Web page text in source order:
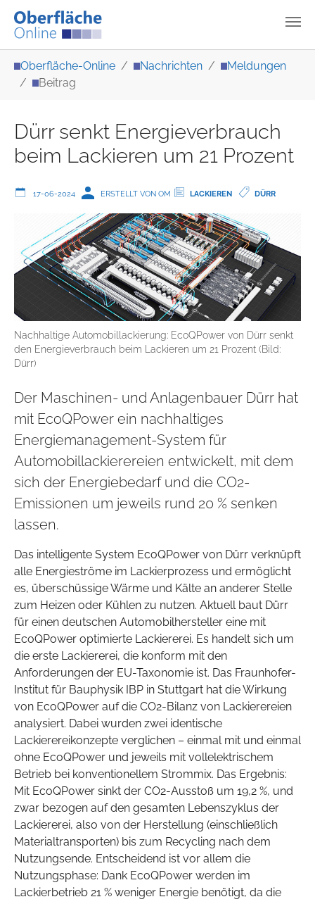
Oberfläche-Online Nachrichten
Meldungen
Beitrag
Dürr senkt Energieverbrauch
beim Lackieren um 21 Prozent
17-06-2024 ERSTELLT VON OM LACKIEREN DÜRR
Nachhaltige Automobillackierung: EcoQPower von Dürr senkt
den Energieverbrauch beim Lackieren um 21 Prozent (Bild:
Dürr)
Der Maschinen- und Anlagenbauer Dürr hat
mit EcoQPower ein nachhaltiges
Energiemanagement-System für
Automobillackierereien entwickelt, mit dem
sich der Energiebedarf und die CO2-
Emissionen um jeweils rund 20 % senken
lassen.
Das intelligente System EcoQPower von Dürr verknüpft
alle Energieströme im Lackierprozess und ermöglicht
es, überschüssige Wärme und Kälte an anderer Stelle
zum Heizen oder Kühlen zu nutzen. Aktuell baut Dürr
für einen deutschen Automobilhersteller eine mit
EcoQPower optimierte Lackiererei. Es handelt sich um
die erste Lackiererei, die konform mit den
Anforderungen der EU-Taxonomie ist. Das Fraunhofer-
Institut für Bauphysik IBP in Stuttgart hat die Wirkung
von EcoQPower auf die CO2-Bilanz von Lackierereien
analysiert. Dabei wurden zwei identische
Lackierereikonzepte verglichen – einmal mit und einmal
ohne EcoQPower und jeweils mit vollelektrischem
Betrieb bei konventionellem Strommix. Das Ergebnis:
Mit EcoQPower sinkt der CO2-Ausstoß um 19,2 %, und
zwar bezogen auf den gesamten Lebenszyklus der
Lackiererei, also von der Herstellung (einschließlich
Materialtransporten) bis zum Recycling nach dem
Nutzungsende. Entscheidend ist vor allem die
Nutzungsphase: Dank EcoQPower werden im
Lackierbetrieb 21 % weniger Energie benötigt, da die